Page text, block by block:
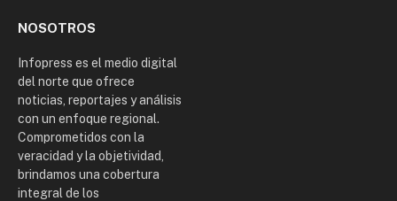
NOSOTROS
Infopress es el medio digital
del norte que ofrece
noticias, reportajes y análisis
con un enfoque regional.
Comprometidos con la
veracidad y la objetividad,
brindamos una cobertura
integral de los